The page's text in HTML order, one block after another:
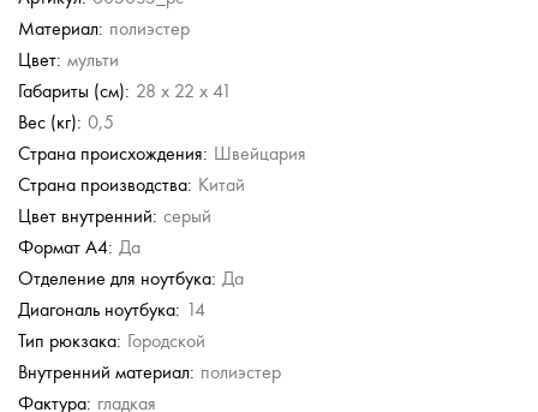
Кожаный рюкзак
24 980 руб.
Кожаный рюкзак
19 340 руб.
38 680 руб.
Материал: полиэстер
Цвет: мульти
Габариты (см): 28 x 22 x 41
Вес (кг): 0,5
Страна происхождения: Швейцария
Страна производства: Китай
Цвет внутренний: серый
Формат А4: Да
Отделение для ноутбука: Да
Диагональ ноутбука: 14
Тип рюкзака: Городской
Внутренний материал: полиэстер
Фактура: гладкая